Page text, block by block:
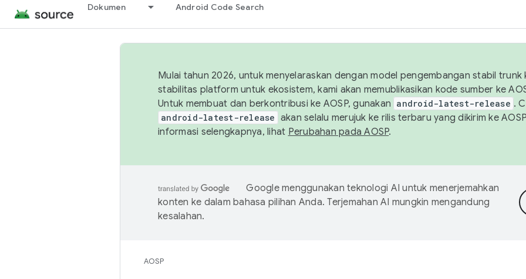
Dokumen Android Code Search
Mulai tahun 2026, untuk menyelaraskan dengan model pengembangan stabil trunk
stabilitas platform untuk ekosistem, kami akan memublikasikan kode sumber ke
Untuk membuat dan berkontribusi ke AOSP, gunakan android-latest-release .
android-latest-release akan selalu merujuk ke rilis terbaru yang dikirim ke
informasi selengkapnya, lihat Perubahan pada AOSP.
Google menggunakan teknologi AI untuk menerjemahkan
konten ke dalam bahasa pilihan Anda. Terjemahan AI mungkin mengandung
kesalahan.
AOSP